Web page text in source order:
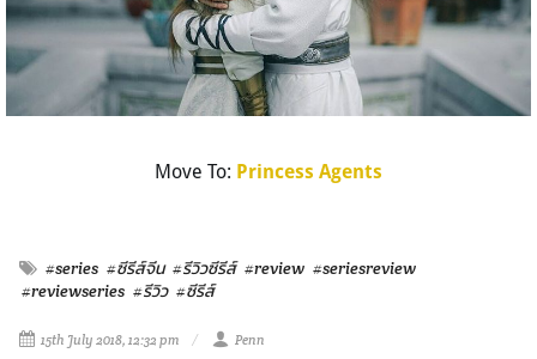
Move To: Princess Agents
#series #ซีรีส์จีน #รีวิวซีรีส์ #review #seriesreview
#reviewseries #รีวิว #ซีรีส์
15th July 2018, 12:32 pm Penn